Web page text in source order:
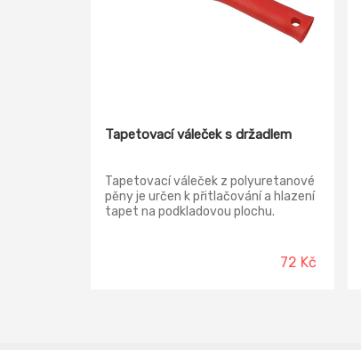
Tapetovací váleček s držadlem
Tapetovací váleček z polyuretanové
pěny je určen k přitlačování a hlazení
tapet na podkladovou plochu.
72 Kč